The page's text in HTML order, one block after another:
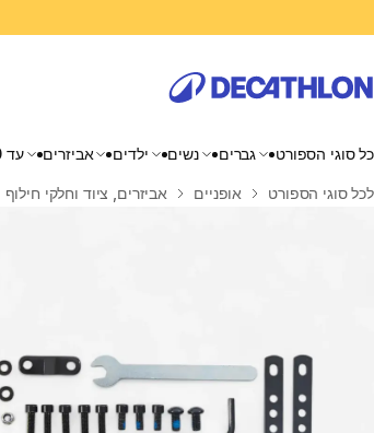
כל סוגי הספורט גברים נשים ילדים אביזרים עד 50 ש"ח
בית
לכל סוגי הספורט אופניים אביזרים, ציוד וחלקי חילוף